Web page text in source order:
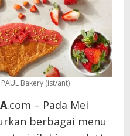
Bakery (ist/ant)
.com – Pada Mei
berbagai menu